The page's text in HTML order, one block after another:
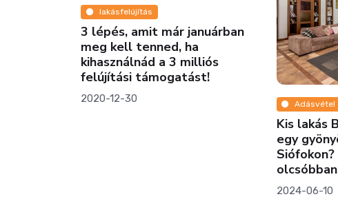
amit már januárban
tenned, ha
a 3 milliós
támogatást!
Kis lakás Budapesten vagy
egy gyönyörű apartman
Siófokon? Ezeket most mind
olcsóbban vásárolhatod meg!